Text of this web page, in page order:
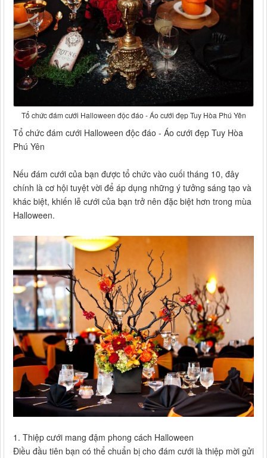
Tổ chức đám cưới Halloween độc đáo - Áo cưới đẹp Tuy Hòa Phú Yên
Tổ chức đám cưới Halloween độc đáo - Áo cưới đẹp Tuy Hòa
Phú Yên
Nếu đám cưới của bạn được tổ chức vào cuối tháng 10, đây
chính là cơ hội tuyệt vời để áp dụng những ý tưởng sáng tạo và
khác biệt, khiến lễ cưới của bạn trở nên đặc biệt hơn trong mùa
Halloween.
1. Thiệp cưới mang đậm phong cách Halloween
Điều đầu tiên bạn có thể chuẩn bị cho đám cưới là thiệp mời gửi